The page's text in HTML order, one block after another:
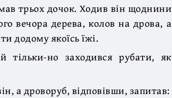
трьох дочок. Ходив він щоднини
вечора дерева, колов на дрова, а
додому якоїсь їжі.
тільки-но заходився рубати, як
а дроворуб, відповівши, запитав: